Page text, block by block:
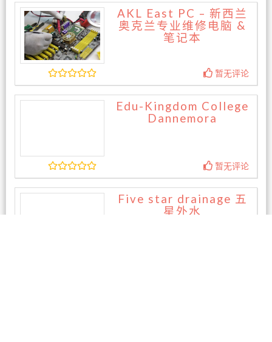
AKL East PC – 新西兰
奥克兰专业维修电脑 &
笔记本
暂无评论
Edu-Kingdom College
Dannemora
暂无评论
Five star drainage 五
星外水